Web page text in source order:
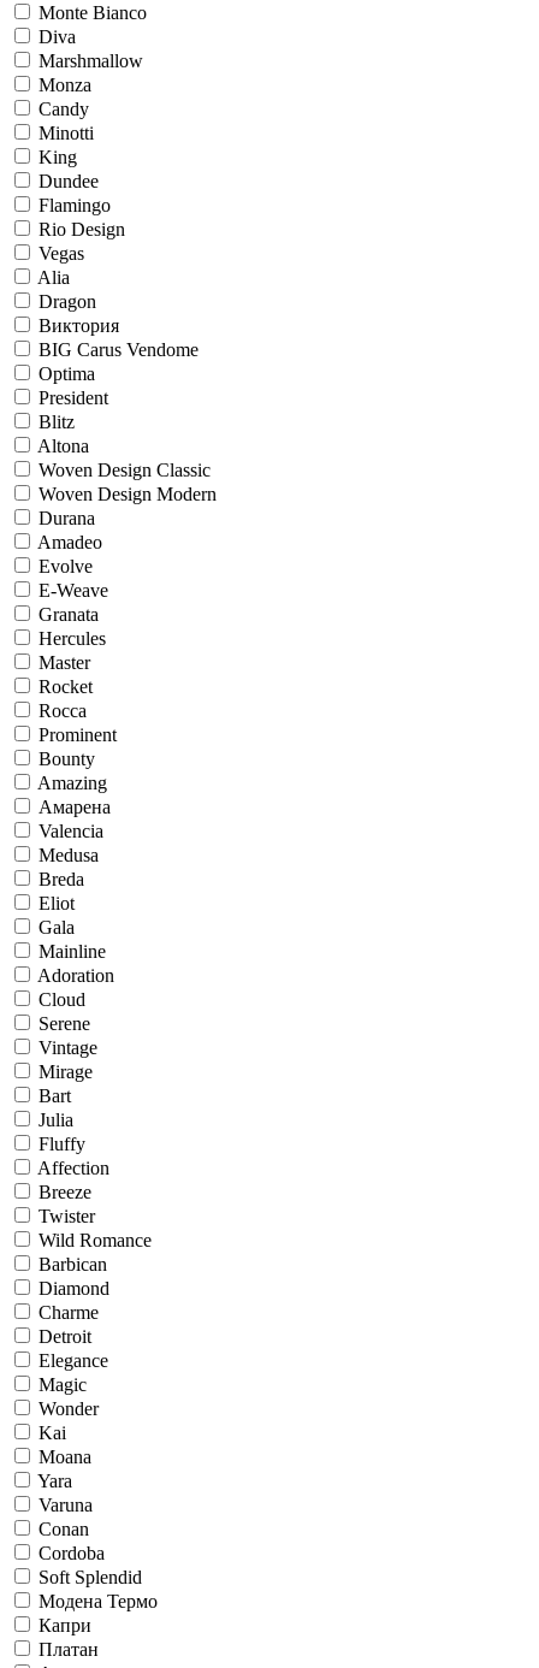
Monte Bianco
Diva
Marshmallow
Monza
Candy
Minotti
King
Dundee
Flamingo
Rio Design
Vegas
Alia
Dragon
Виктория
BIG Carus Vendome
Optima
President
Blitz
Altona
Woven Design Classic
Woven Design Modern
Durana
Amadeo
Evolve
E-Weave
Granata
Hercules
Master
Rocket
Rocca
Prominent
Bounty
Amazing
Амарена
Valencia
Medusa
Breda
Eliot
Gala
Mainline
Adoration
Cloud
Serene
Vintage
Mirage
Bart
Julia
Fluffy
Affection
Breeze
Twister
Wild Romance
Barbican
Diamond
Charme
Detroit
Elegance
Magic
Wonder
Kai
Moana
Yara
Varuna
Conan
Cordoba
Soft Splendid
Модена Термо
Капри
Платан